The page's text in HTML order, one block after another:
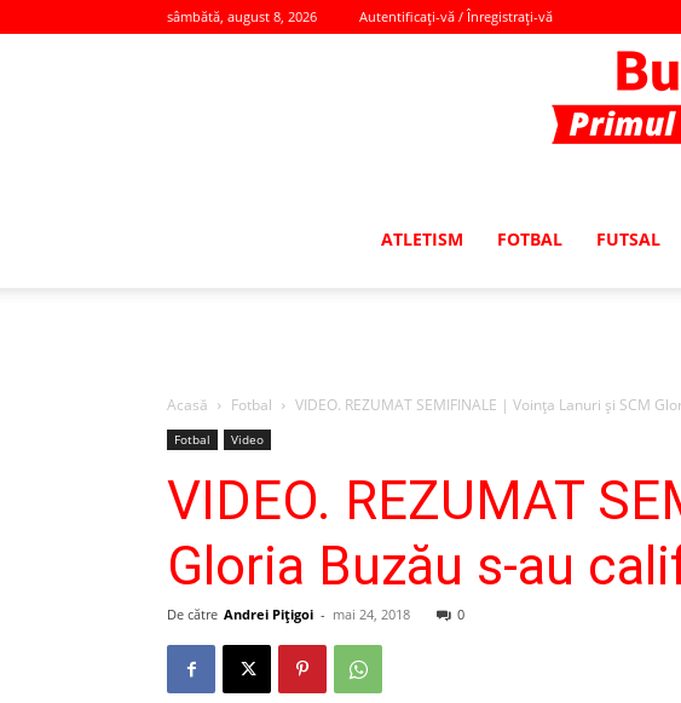
sâmbătă, august 8, 2026 Autentificați-vă / Înregistrați-vă
ATLETISM FOTBAL FUTSAL
Acasă Fotbal VIDEO. REZUMAT SEMIFINALE | Voinţa Lanuri şi SCM
Fotbal Video
VIDEO. REZUMAT
Gloria Buzău s-au
De către Andrei Pițigoi - mai 24, 2018 0